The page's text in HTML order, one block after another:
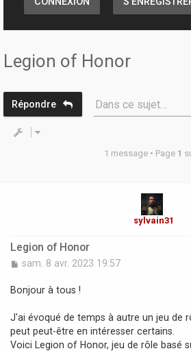
Legion of Honor
Répondre Dans ce sujet…
1 message • Page 1
sylvain31
Legion of Honor
M
s
g
e
sam. 8 avr. 2023 19:57
Bonjour à tous !
J'ai évoqué de temps à autre un jeu de
peut peut-être en intéresser certains.
Voici Legion of Honor, jeu de rôle basé